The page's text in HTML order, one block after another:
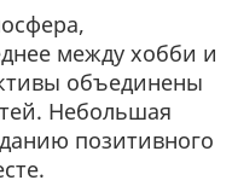
между хобби и
объединены
Небольшая
позитивного